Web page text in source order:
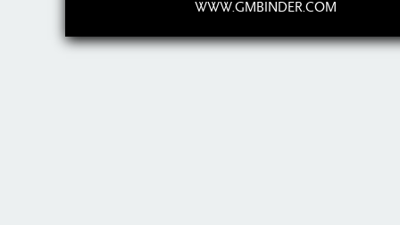
WWW.GMBINDER.COM